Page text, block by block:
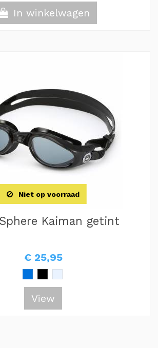
In winkelwagen
Niet op voorraad
Kaiman getint
€ 25,95
View